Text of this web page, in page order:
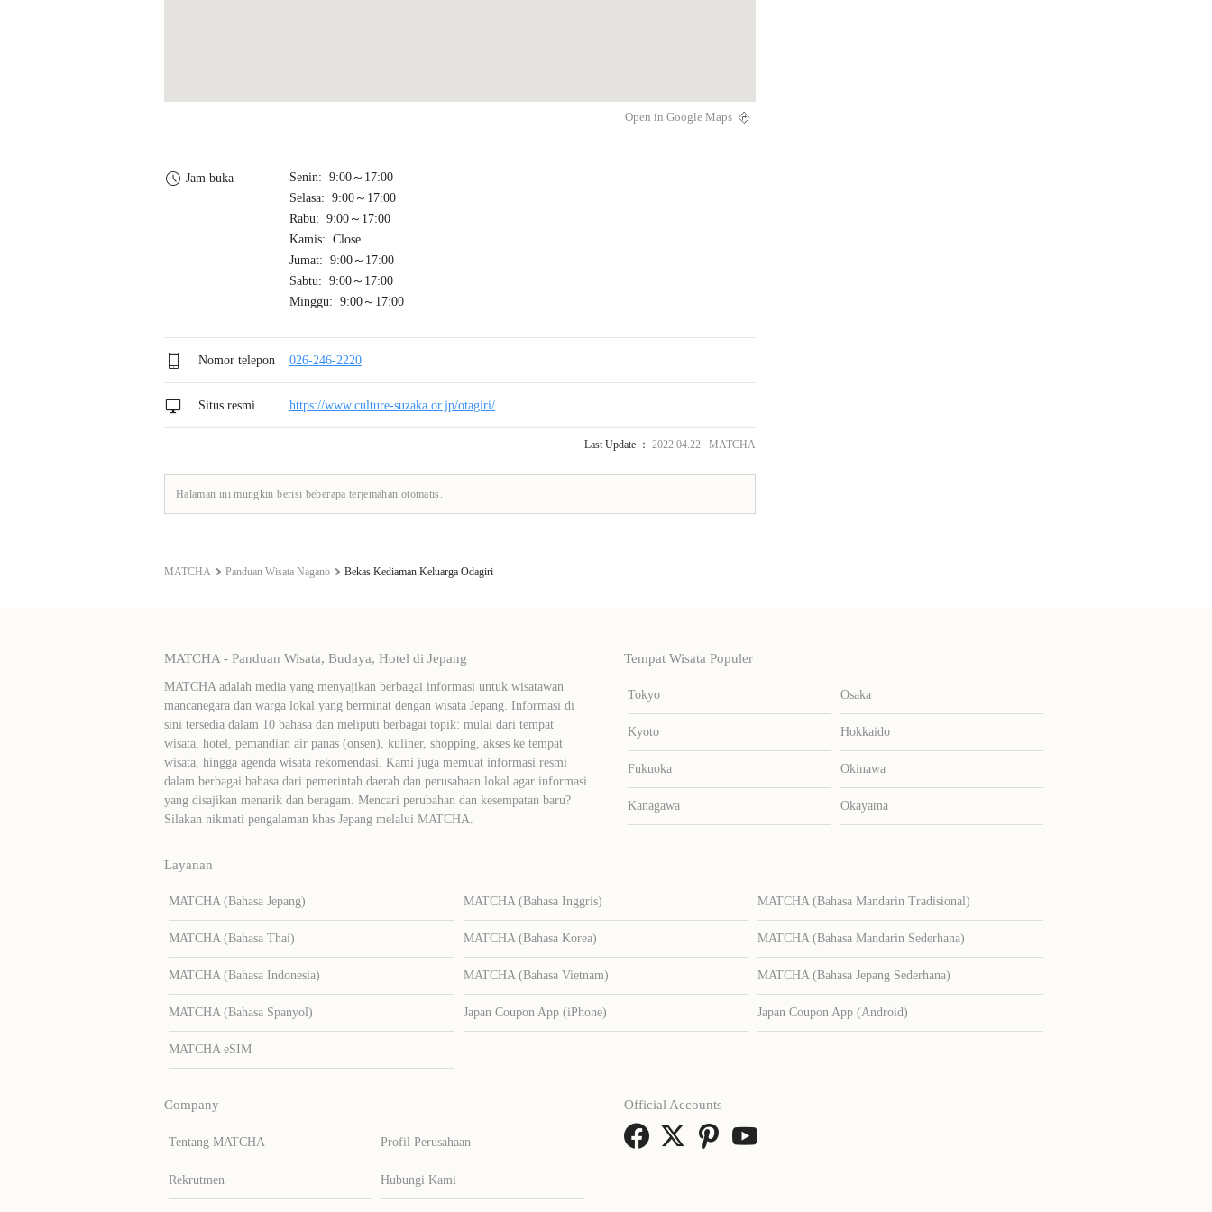
Open in Google Maps
Jam buka
Senin: 9:00～17:00
Selasa: 9:00～17:00
Rabu: 9:00～17:00
Kamis: Close
Jumat: 9:00～17:00
Sabtu: 9:00～17:00
Minggu: 9:00～17:00
Nomor telepon 026-246-2220
Situs resmi https://www.culture-suzaka.or.jp/otagiri/
Last Update ： 2022.04.22 MATCHA
Halaman ini mungkin berisi beberapa terjemahan otomatis.
MATCHA Panduan Wisata Nagano Bekas Kediaman Keluarga Odagiri
MATCHA - Panduan Wisata, Budaya, Hotel di Jepang
MATCHA adalah media yang menyajikan berbagai informasi untuk wisatawan
mancanegara dan warga lokal yang berminat dengan wisata Jepang. Informasi di
sini tersedia dalam 10 bahasa dan meliputi berbagai topik: mulai dari tempat
wisata, hotel, pemandian air panas (onsen), kuliner, shopping, akses ke tempat
wisata, hingga agenda wisata rekomendasi. Kami juga memuat informasi resmi
dalam berbagai bahasa dari pemerintah daerah dan perusahaan lokal agar informasi
yang disajikan menarik dan beragam. Mencari perubahan dan kesempatan baru?
Silakan nikmati pengalaman khas Jepang melalui MATCHA.
Tempat Wisata Populer
Tokyo Osaka
Kyoto Hokkaido
Fukuoka Okinawa
Kanagawa Okayama
Layanan
MATCHA (Bahasa Jepang) MATCHA (Bahasa Inggris) MATCHA (Bahasa Mandarin Tradisional)
MATCHA (Bahasa Thai) MATCHA (Bahasa Korea) MATCHA (Bahasa Mandarin Sederhana)
MATCHA (Bahasa Indonesia) MATCHA (Bahasa Vietnam) MATCHA (Bahasa Jepang Sederhana)
MATCHA (Bahasa Spanyol) Japan Coupon App (iPhone) Japan Coupon App (Android)
MATCHA eSIM
Company
Tentang MATCHA Profil Perusahaan
Rekrutmen Hubungi Kami
Official Accounts